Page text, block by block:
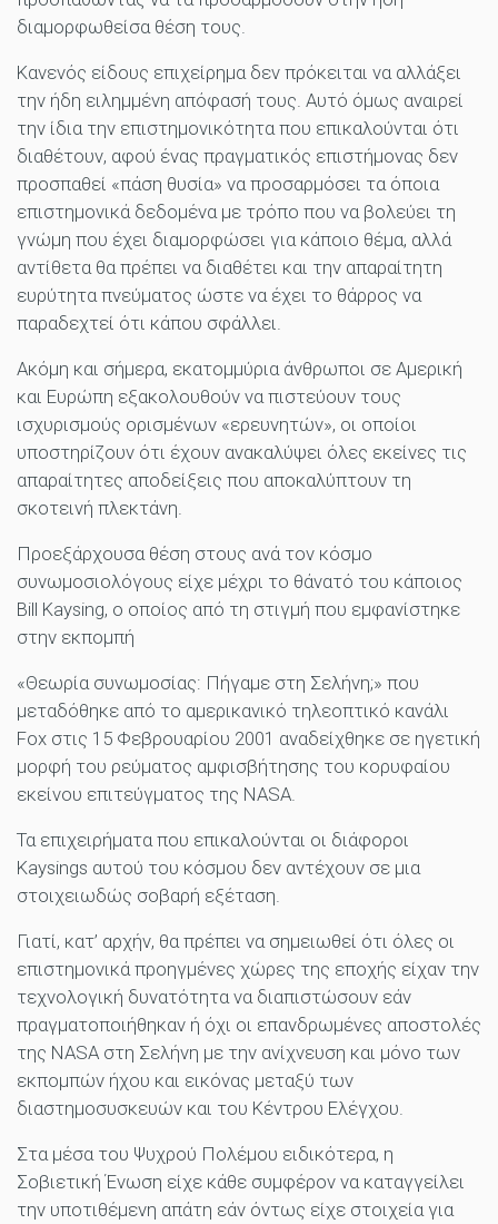
διαμορφωθείσα θέση τους.
Κανενός είδους επιχείρημα δεν πρόκειται να αλλάξει
την ήδη ειλημμένη απόφασή τους. Αυτό όμως αναιρεί
την ίδια την επιστημονικότητα που επικαλούνται ότι
διαθέτουν, αφού ένας πραγματικός επιστήμονας δεν
προσπαθεί «πάση θυσία» να προσαρμόσει τα όποια
επιστημονικά δεδομένα με τρόπο που να βολεύει τη
γνώμη που έχει διαμορφώσει για κάποιο θέμα, αλλά
αντίθετα θα πρέπει να διαθέτει και την απαραίτητη
ευρύτητα πνεύματος ώστε να έχει το θάρρος να
παραδεχτεί ότι κάπου σφάλλει.
Ακόμη και σήμερα, εκατομμύρια άνθρωποι σε Αμερική
και Ευρώπη εξακολουθούν να πιστεύουν τους
ισχυρισμούς ορισμένων «ερευνητών», οι οποίοι
υποστηρίζουν ότι έχουν ανακαλύψει όλες εκείνες τις
απαραίτητες αποδείξεις που αποκαλύπτουν τη
σκοτεινή πλεκτάνη.
Προεξάρχουσα θέση στους ανά τον κόσμο
συνωμοσιολόγους είχε μέχρι το θάνατό του κάποιος
Bill Kaysing, ο οποίος από τη στιγμή που εμφανίστηκε
στην εκπομπή
«Θεωρία συνωμοσίας: Πήγαμε στη Σελήνη;» που
μεταδόθηκε από το αμερικανικό τηλεοπτικό κανάλι
Fox στις 15 Φεβρουαρίου 2001 αναδείχθηκε σε ηγετική
μορφή του ρεύματος αμφισβήτησης του κορυφαίου
εκείνου επιτεύγματος της NASA.
Τα επιχειρήματα που επικαλούνται οι διάφοροι
Kaysings αυτού του κόσμου δεν αντέχουν σε μια
στοιχειωδώς σοβαρή εξέταση.
Γιατί, κατ’ αρχήν, θα πρέπει να σημειωθεί ότι όλες οι
επιστημονικά προηγμένες χώρες της εποχής είχαν την
τεχνολογική δυνατότητα να διαπιστώσουν εάν
πραγματοποιήθηκαν ή όχι οι επανδρωμένες αποστολές
της NASA στη Σελήνη με την ανίχνευση και μόνο των
εκπομπών ήχου και εικόνας μεταξύ των
διαστημοσυσκευών και του Κέντρου Ελέγχου.
Στα μέσα του Ψυχρού Πολέμου ειδικότερα, η
Σοβιετική Ένωση είχε κάθε συμφέρον να καταγγείλει
την υποτιθέμενη απάτη εάν όντως είχε στοιχεία για